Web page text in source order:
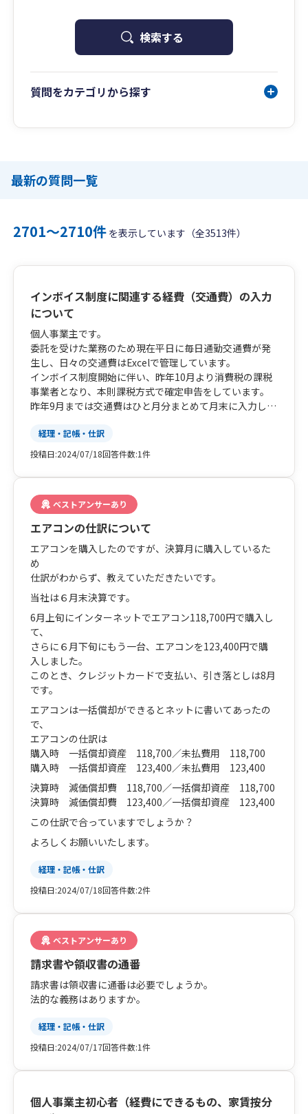
検索する
質問をカテゴリから探す
最新の質問一覧
2701〜2710件 を表示しています（全3513件）
インボイス制度に関連する経費（交通費）の入力
について
個人事業主です。
委託を受けた業務のため現在平日に毎日通勤交通費が発
生し、日々の交通費はExcelで管理しています。
インボイス制度開始に伴い、昨年10月より消費税の課税
事業者となり、本則課税方式で確定申告をしています。
昨年9月までは交通費はひと月分まとめて月末に入力して
日々行う必要がありますでしょうか？
（乗り換えがあるため毎日複数社の交通機関を使用、
を含めると合計3万円を超えます）
経理・記帳・仕訳
投稿日:2024/07/18回答件数:1件
ベストアンサーあり
エアコンの仕訳について
エアコンを購入したのですが、決算月に購入しているた
め
仕訳がわからず、教えていただきたいです。
当社は６月末決算です。
6月上旬にインターネットでエアコン118,700円で購入し
て、
さらに６月下旬にもう一台、エアコンを123,400円で購
入しました。
このとき、クレジットカードで支払い、引き落としは8月
です。
エアコンは一括償却ができるとネットに書いてあったの
で、
エアコンの仕訳は
購入時 一括償却資産 118,700／未払費用 118,700
購入時 一括償却資産 123,400／未払費用 123,400
決算時 減価償却費 118,700／一括償却資産 118,700
決算時 減価償却費 123,400／一括償却資産 123,400
この仕訳で合っていますでしょうか？
よろしくお願いいたします。
経理・記帳・仕訳
投稿日:2024/07/18回答件数:2件
ベストアンサーあり
請求書や領収書の通番
請求書は領収書に通番は必要でしょうか。
法的な義務はありますか。
経理・記帳・仕訳
投稿日:2024/07/17回答件数:1件
個人事業主初心者（経費にできるもの、家賃按分